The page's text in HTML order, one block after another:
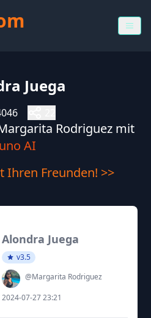
Juega
Rodriguez mit
AI
Ihren Freunden! >>
Alondra Juega
v3.5
@Margarita Rodriguez
2024-07-27 23:21